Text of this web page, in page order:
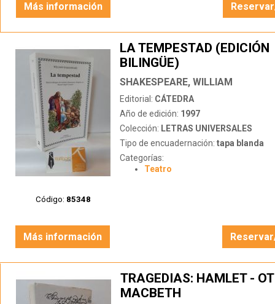
Más información
Código: 85348
LA TEMPESTAD (EDICIÓN
BILINGÜE)
SHAKESPEARE, WILLIAM
Editorial: CÁTEDRA
Año de edición: 1997
Colección: LETRAS UNIVERSALES
Tipo de encuadernación: tapa blanda
Categorías:
Teatro
Más información
TRAGEDIAS: HAMLET -
MACBETH